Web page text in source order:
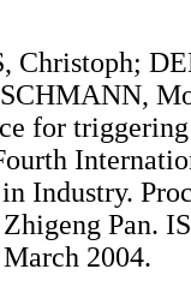
Christoph;
for
Industry.
Pan.
2004.